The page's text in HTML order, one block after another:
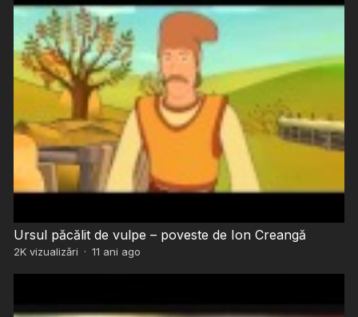
Ursul păcălit de vulpe – poveste de Ion Creangă
2Kvizualizări · 11 ani ago